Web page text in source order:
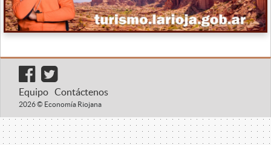
Equipo Contáctenos
2026 © Economía Riojana